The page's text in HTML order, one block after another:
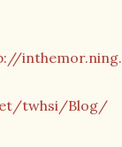
twhsi/Blog/